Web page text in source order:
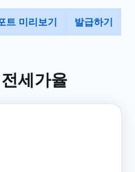
트 미리보기 발급하기
세가율